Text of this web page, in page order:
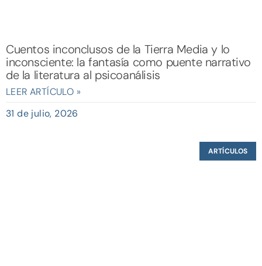
Cuentos inconclusos de la Tierra Media y lo
inconsciente: la fantasía como puente narrativo
de la literatura al psicoanálisis
LEER ARTÍCULO »
31 de julio, 2026
ARTÍCULOS